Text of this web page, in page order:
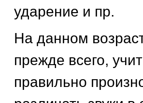
ударение и пр.
На данном
прежде всего,
правильно